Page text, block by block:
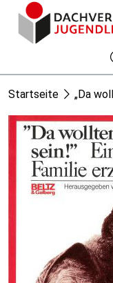
Startseite „Da